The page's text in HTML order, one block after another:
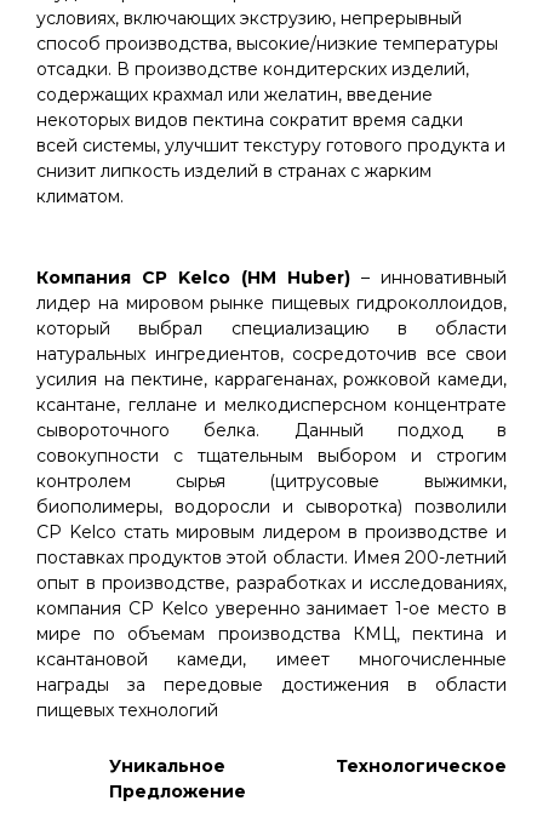
условиях, включающих экструзию, непрерывный
способ производства, высокие/низкие температуры
отсадки. В производстве кондитерских изделий,
содержащих крахмал или желатин, введение
некоторых видов пектина сократит время садки
всей системы, улучшит текстуру готового продукта и
снизит липкость изделий в странах с жарким
климатом.
Компания СP Kelco (HM Huber) – инновативный
лидер на мировом рынке пищевых гидроколлоидов,
который выбрал специализацию в области
натуральных ингредиентов, сосредоточив все свои
усилия на пектине, каррагенанах, рожковой камеди,
ксантане, геллане и мелкодисперсном концентрате
сывороточного белка. Данный подход в
совокупности с тщательным выбором и строгим
контролем сырья (цитрусовые выжимки,
биополимеры, водоросли и сыворотка) позволили
CP Kelco стать мировым лидером в производстве и
поставках продуктов этой области. Имея 200-летний
опыт в производстве, разработках и исследованиях,
компания CP Kelco уверенно занимает 1-ое место в
мире по объемам производства КМЦ, пектина и
ксантановой камеди, имеет многочисленные
награды за передовые достижения в области
пищевых технологий
Уникальное Технологическое
Предложение